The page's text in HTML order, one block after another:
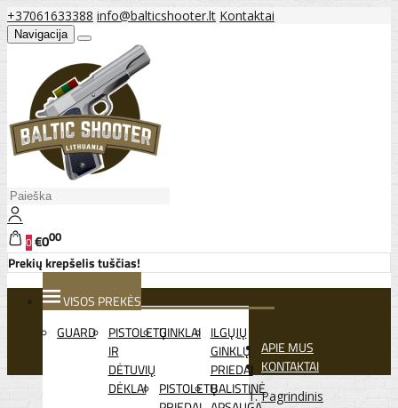
+37061633388 info@balticshooter.lt Kontaktai
Navigacija
0€000
Prekių krepšelis tuščias!
VISOS PREKĖS
GUARD
PISTOLETŲ
IR
DĖTUVIŲ
DĖKLAI
GINKLAI ILGŲJŲ
GINKLŲ
PRIEDAI
PISTOLETŲBALISTINĖ
APIE MUS
KONTAKTAI
Pagrindinis